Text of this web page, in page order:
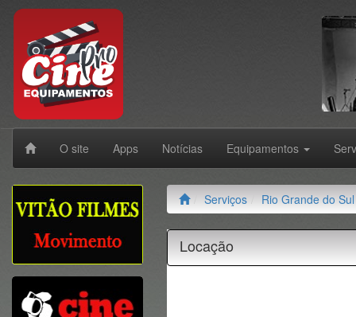
O site Apps Notícias Equipamentos
Serviços Rio Grande do Sul
Locação